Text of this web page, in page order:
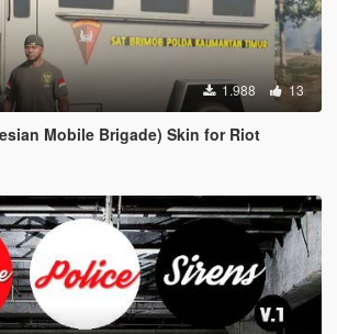
1.988 13
Mobile Brigade) Skin for Riot